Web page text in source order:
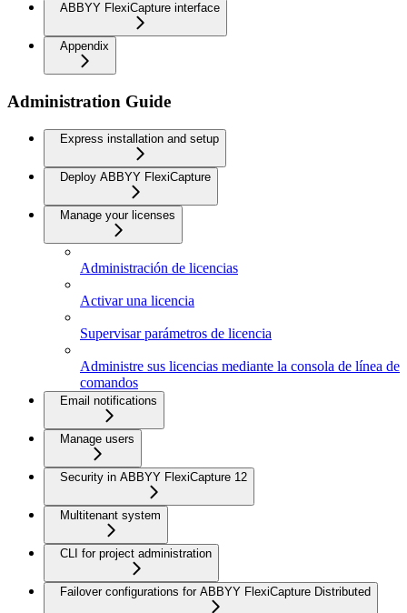
ABBYY FlexiCapture interface
Appendix
Administration Guide
Express installation and setup
Deploy ABBYY FlexiCapture
Manage your licenses
Administración de licencias
Activar una licencia
Supervisar parámetros de licencia
Administre sus licencias mediante la consola de línea de
comandos
Email notifications
Manage users
Security in ABBYY FlexiCapture 12
Multitenant system
CLI for project administration
Failover configurations for ABBYY FlexiCapture Distributed